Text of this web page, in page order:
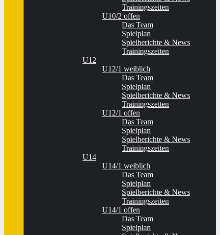
Trainingszeiten
U10/2 offen
Das Team
Spielplan
Spielberichte & News
Trainingszeiten
U12
U12/1 weiblich
Das Team
Spielplan
Spielberichte & News
Trainingszeiten
U12/1 offen
Das Team
Spielplan
Spielberichte & News
Trainingszeiten
U14
U14/1 weiblich
Das Team
Spielplan
Spielberichte & News
Trainingszeiten
U14/1 offen
Das Team
Spielplan